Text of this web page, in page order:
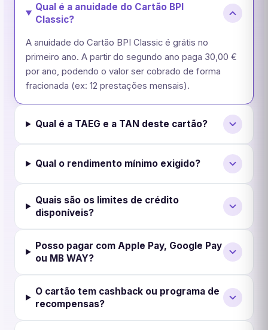
Qual é a anuidade do Cartão BPI
Classic?
A anuidade do Cartão BPI Classic é grátis no
primeiro ano. A partir do segundo ano paga 30,00 €
por ano, podendo o valor ser cobrado de forma
fracionada (ex: 12 prestações mensais).
Qual é a TAEG e a TAN deste cartão?
Qual o rendimento mínimo exigido?
Quais são os limites de crédito
disponíveis?
Posso pagar com Apple Pay, Google Pay
ou MB WAY?
O cartão tem cashback ou programa de
recompensas?